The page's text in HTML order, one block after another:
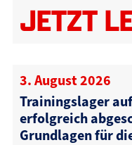
JETZT
3. August 2026
Trainingslager
erfolgreich
Grundlagen für